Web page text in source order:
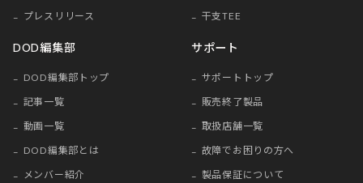
プレスリリース
干支TEE
DOD編集部
DOD編集部トップ
記事一覧
動画一覧
DOD編集部とは
メンバー紹介
サポート
サポートトップ
販売終了製品
取扱店舗一覧
故障でお困りの方へ
製品保証について